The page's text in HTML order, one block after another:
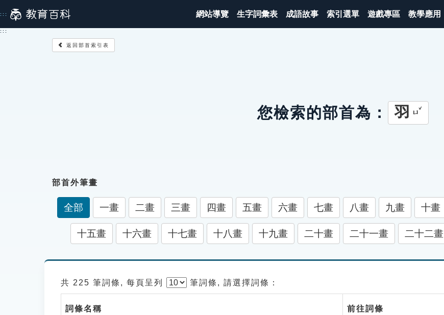
到
主
::: 網站導覽 生字詞彙表 成語故事 索引選單 遊戲專區 教學應用
:::
返回部首索引表
您檢索的部首為： 羽 ㄩˇ
部首外筆畫
全部 一畫 二畫 三畫 四畫 五畫 六畫 七畫 八畫 九畫 十畫
十五畫 十六畫 十七畫 十八畫 十九畫 二十畫 二十一畫 二十二畫
共 225 筆詞條, 每頁呈列 筆詞條, 請選擇詞條：
詞條名稱 前往詞條